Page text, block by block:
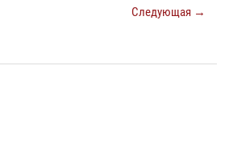
Следующая →